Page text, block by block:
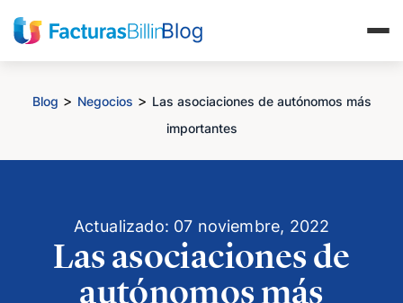
Blog > Negocios > Las asociaciones de autónomos más
importantes
Actualizado: 07 noviembre, 2022
Las asociaciones de
autónomos más